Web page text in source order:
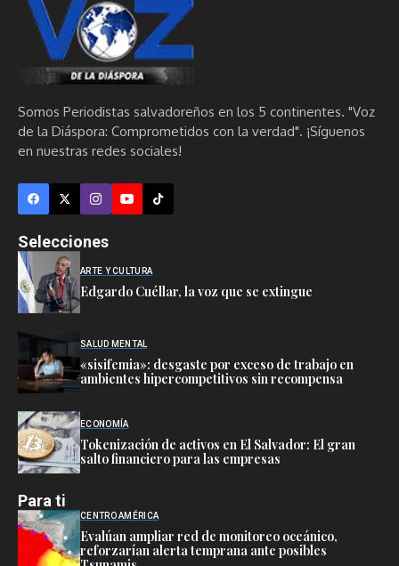
Somos Periodistas salvadoreños en los 5 continentes. "Voz
de la Diáspora: Comprometidos con la verdad". ¡Síguenos
en nuestras redes sociales!
Selecciones
ARTE Y CULTURA
Edgardo Cuéllar, la voz que se extingue
SALUD MENTAL
«sisifemia»: desgaste por exceso de trabajo en
ambientes hipercompetitivos sin recompensa
ECONOMÍA
Tokenización de activos en El Salvador: El gran
salto financiero para las empresas
Para ti
CENTRO AMÉRICA
Evalúan ampliar red de monitoreo oceánico,
reforzarían alerta temprana ante posibles